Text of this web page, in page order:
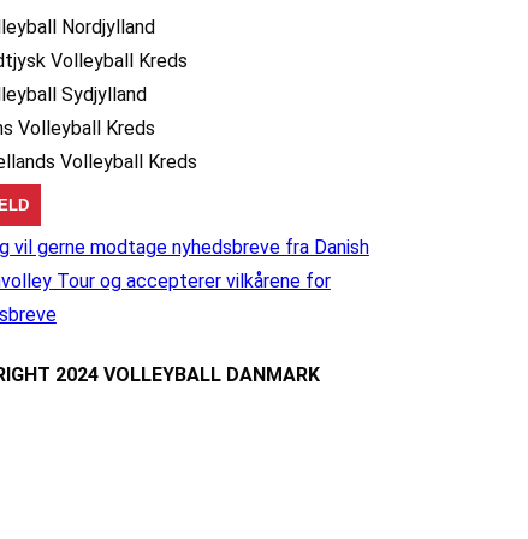
Nordjylland
Volleyball Kreds
Sydjylland
Volleyball Kreds
Volleyball Kreds
vil gerne modtage nyhedsbreve fra Danish
Tour og accepterer vilkårene for
2024 VOLLEYBALL DANMARK